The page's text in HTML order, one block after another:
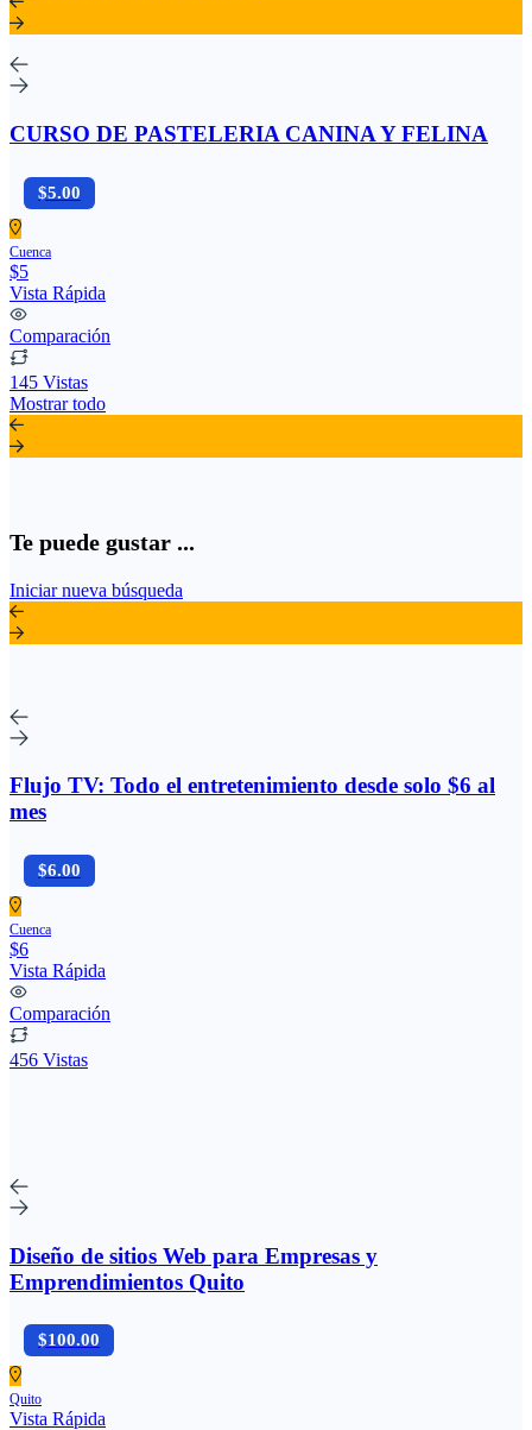
CURSO DE PASTELERIA CANINA Y FELINA
$5.00
Cuenca
$5
Vista Rápida
Comparación
145 Vistas
Mostrar todo
Te puede gustar ...
Iniciar nueva búsqueda
Flujo TV: Todo el entretenimiento desde solo $6 al
mes
$6.00
Cuenca
$6
Vista Rápida
Comparación
456 Vistas
Diseño de sitios Web para Empresas y
Emprendimientos Quito
$100.00
Quito
Vista Rápida